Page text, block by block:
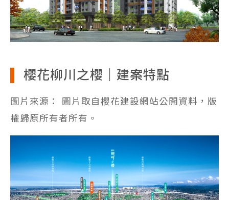
櫻花柳川之櫻｜建案特點
圖片來源： 圖片取自櫻花建設網站公開資料，版
權歸原所有者所有。